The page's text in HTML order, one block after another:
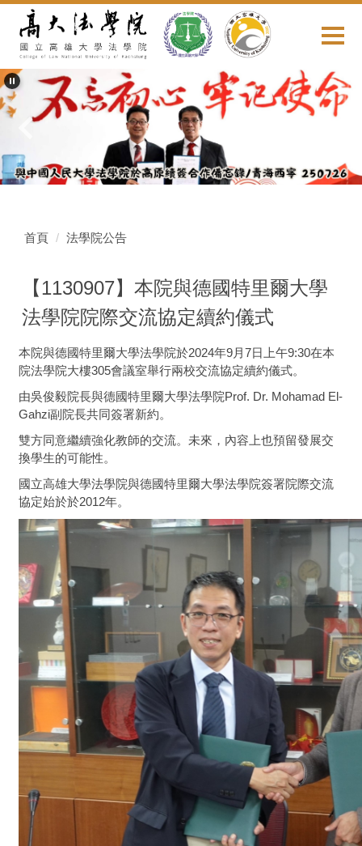
要
內
容
區
首頁 法學院公告
【1130907】本院與德國特里爾大學
法學院院際交流協定續約儀式
本院與德國特里爾大學法學院於2024年9月7日上午9:30在本
院法學院大樓305會議室舉行兩校交流協定續約儀式。
由吳俊毅院長與德國特里爾大學法學院Prof. Dr. Mohamad El-
Gahzi副院長共同簽署新約。
雙方同意繼續強化教師的交流。未來，內容上也預留發展交
換學生的可能性。
國立高雄大學法學院與德國特里爾大學法學院簽署院際交流
協定始於於2012年。